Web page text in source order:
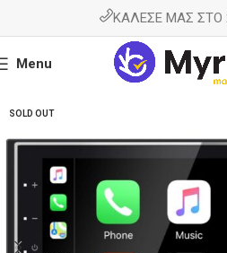
ΚΑΛΕΣΕ ΜΑΣ ΣΤΟ
Menu
SOLD OUT